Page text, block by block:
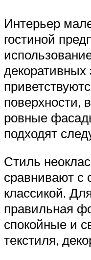
Интерьер
гостиной
поверхности,
ровные
подходят
Стиль
сравнивают с
классикой.
правильная
спокойные и
текстиля,